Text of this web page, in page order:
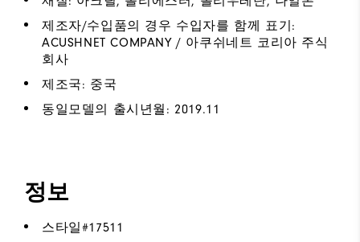
제조자/수입품의 경우 수입자를 함께 표기:
ACUSHNET COMPANY / 아쿠쉬네트 코리아 주식
회사
제조국: 중국
동일모델의 출시년월: 2019.11
정보
스타일#17511